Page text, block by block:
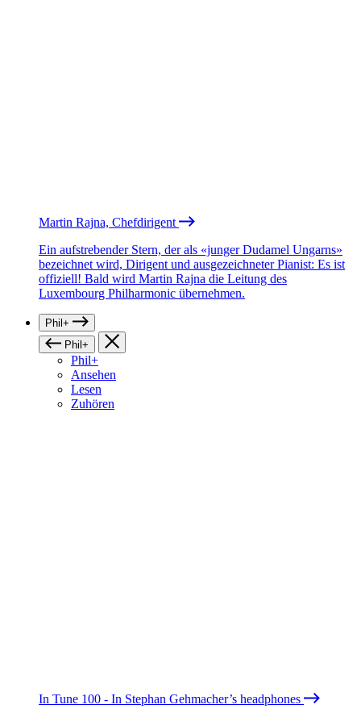
Martin Rajna, Chefdirigent
Ein aufstrebender Stern, der als «junger Dudamel Ungarns»
bezeichnet wird, Dirigent und ausgezeichneter Pianist: Es ist
offiziell! Bald wird Martin Rajna die Leitung des
Luxembourg Philharmonic übernehmen.
Phil+
Phil+
Phil+
Ansehen
Lesen
Zuhören
In Tune 100 - In Stephan Gehmacher’s headphones